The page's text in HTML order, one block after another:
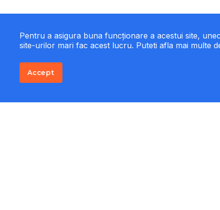
Pentru a asigura buna funcționare a acestui site,
site-urilor mari fac acest lucru. Puteti afla mai multe
Accept